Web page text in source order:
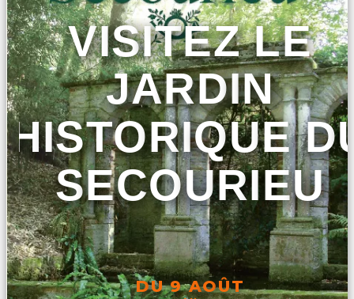
VISITEZ LE
JARDIN
HISTORIQUE
SECOURIEU
DU 9 AOÛT